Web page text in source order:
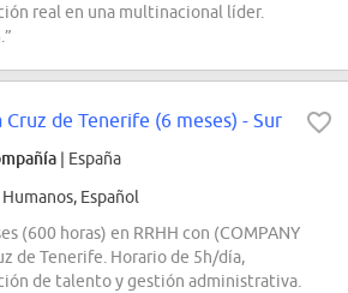
real en una multinacional líder.
Cruz de Tenerife (6 meses) - Sur
| España
Español
(600 horas) en RRHH con (COMPANY
de Tenerife. Horario de 5h/día,
de talento y gestión administrativa.